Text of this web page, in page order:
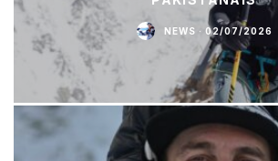
NEWS · 02/07/2026